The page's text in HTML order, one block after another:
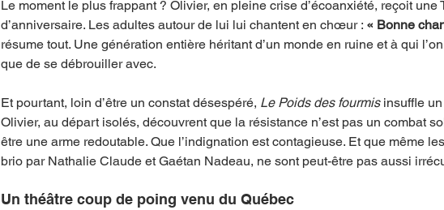
Le moment le plus frappant ? Olivier, en pleine crise d’écoanxiété, reçoit une
d’anniversaire. Les adultes autour de lui lui chantent en chœur : « Bonne
résume tout. Une génération entière héritant d’un monde en ruine et à qui
que de se débrouiller avec.
Et pourtant, loin d’être un constat désespéré, Le Poids des fourmis insuffle un
Olivier, au départ isolés, découvrent que la résistance n’est pas un combat
être une arme redoutable. Que l’indignation est contagieuse. Et que même
brio par Nathalie Claude et Gaétan Nadeau, ne sont peut-être pas aussi
Un théâtre coup de poing venu du Québec